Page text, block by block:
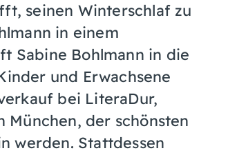
seinen Winterschlaf zu
in einem
Sabine Bohlmann in die
und Erwachsene
bei LiteraDur,
München, der schönsten
werden. Stattdessen